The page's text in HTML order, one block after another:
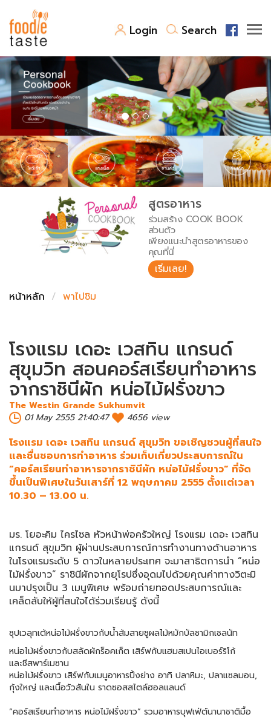
Login Search
สูตรอาหาร
สูตรอาหารล่าสุด
Top Foodie
พาไปชิม
สารพันก้นครัว
เคล็ดลับน่ารู้
เปรียบเทียบหน่วยการตวง
เปรียบเทียบอุณหภูมิ
เปรียบเทียบน้ำหนักวัตถุดิบ
FoodPedia
สร้าง Cookbook
สูตรอาหาร
ร่วมสร้าง COOK BOOK
ส่วนตัว
เพียงแนะนำสูตรอาหารของ
คุณที่นี่
เริ่มเลย!
หน้าหลัก
พาไปชิม
โรงแรม เดอะ เวสทิน แกรนด์
สุขุมวิท สอนคอร์สเรียนทำอาหาร
จากราชินีผัก หน่อไม้ฝรั่งขาว
The Westin Grande Sukhumvit
01 May 2555 21:40:47
4656 view
โรงแรม เดอะ เวสทิน แกรนด์ สุขุมวิท ขอเชิญชวนผู้ที่สนใจ
และชื่นชอบการทำอาหาร ร่วมเก็บเกี่ยวประสบการณ์ใน
“คอร์สเรียนทำอาหารจากราชินีผัก หน่อไม้ฝรั่งขาว” ที่จัด
ขึ้นเป็นพิเศษในวันเสาร์ที่ 12 พฤษภาคม 2555 ตั้งแต่เวลา
10.30 – 13.00 น.
มร. โยอะคิม ไครไซล หัวหน้าพ่อครัวใหญ่ โรงแรม เดอะ เวสทิน
แกรนด์ สุขุมวิท ผู้ผ่านประสบการณ์การทำงานทางด้านอาหาร
ในโรงแรมระดับ 5 ดาวในหลายประเทศ จะมาสาธิตการนำ “หน่อ
ไม้ฝรั่งขาว” ราชินีผักจากยุโรปซึ่งอุดมไปด้วยคุณค่าทางวิตะมิ
นมาปรุงเป็น 3 เมนูพิเศษ พร้อมถ่ายทอดประสบการณ์และ
เคล็ดลับให้ผู้ที่สนใจได้ร่วมเรียนรู้ ดังนี้
ซุปเวลุทเต้หน่อไม้ฝรั่งขาวกับน้ำส้มสายชูผลไม้หมักบัลซามิกเซลนัท
หน่อไม้ฝรั่งขาวกับสลัดผักร็อคเก็ต เสิร์ฟกับแฮมสเปนไอเบอร์ริโก้
และชีสพาร์เมซาน
หน่อไม้ฝรั่งขาว เสิร์ฟกับเมนูอาหารปิ้งย่าง อาทิ ปลาหิมะ, ปลาแซลมอน,
กุ้งใหญ่ และเนื้อวัวสันใน ราดซอสสไตล์ฮอลแลนด์
“คอร์สเรียนทำอาหาร หน่อไม้ฝรั่งขาว” รวมอาหารบุฟเฟ่ต์นานาชาติมื้อ